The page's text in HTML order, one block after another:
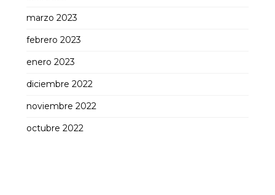
marzo 2023
febrero 2023
enero 2023
diciembre 2022
noviembre 2022
octubre 2022